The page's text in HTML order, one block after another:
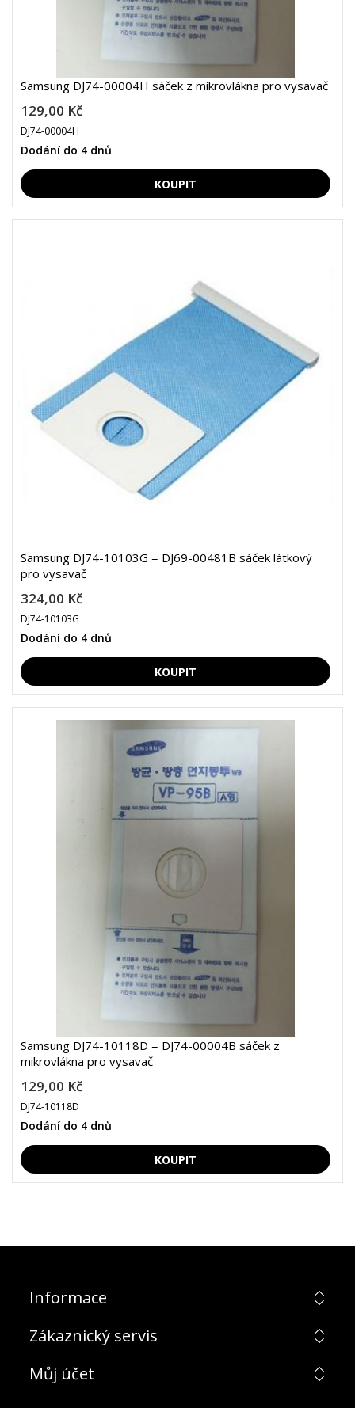
Samsung DJ74-00004H sáček z mikrovlákna pro vysavač
129,00 Kč
DJ74-00004H
Dodání do 4 dnů
Samsung DJ74-10103G = DJ69-00481B sáček látkový
pro vysavač
324,00 Kč
DJ74-10103G
Dodání do 4 dnů
Samsung DJ74-10118D = DJ74-00004B sáček z
mikrovlákna pro vysavač
129,00 Kč
DJ74-10118D
Dodání do 4 dnů
Informace
Zákaznický servis
Můj účet